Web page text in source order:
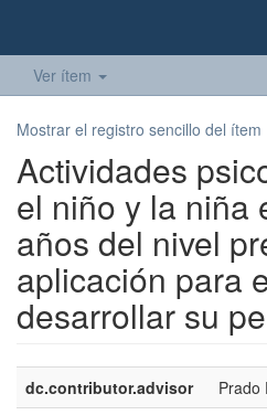
Ver ítem
Mostrar el registro sencillo del ítem
Actividades
el niño y la niña
años del nivel
aplicación para
desarrollar su
dc.contributor.advisor
Prado